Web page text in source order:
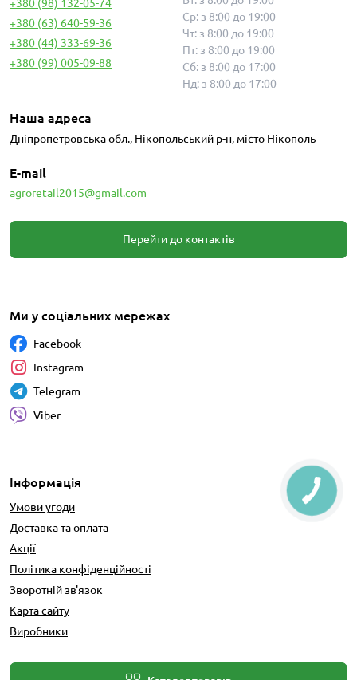
+380 (98) 132-05-74
+380 (63) 640-59-36
+380 (44) 333-69-36
+380 (99) 005-09-88
Ср: з 8:00 до 19:00
Чт: з 8:00 до 19:00
Пт: з 8:00 до 19:00
Сб: з 8:00 до 17:00
Нд: з 8:00 до 17:00
Наша адреса
Дніпропетровська обл., Нікопольський р-н, місто Нікополь
E-mail
agroretail2015@gmail.com
Перейти до контактів
Інформація
Умови угоди
Доставка та оплата
Акції
Політика конфіденційності
Зворотній зв'язок
Карта сайту
Виробники
Ми у соціальних мережах
Facebook
Instagram
Telegram
Viber